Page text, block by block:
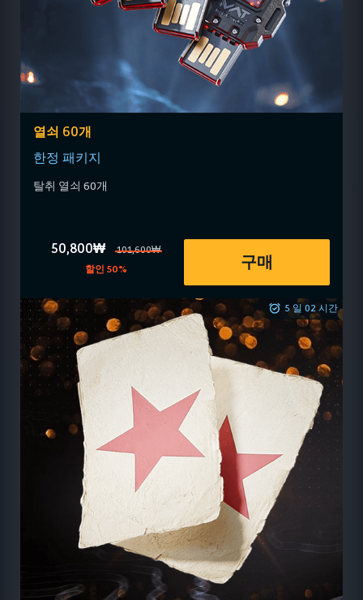
열쇠 60개
한정 패키지
탈취 열쇠 60개
50,800₩
101,600₩
할인 50%
구매
5 일 02 시간